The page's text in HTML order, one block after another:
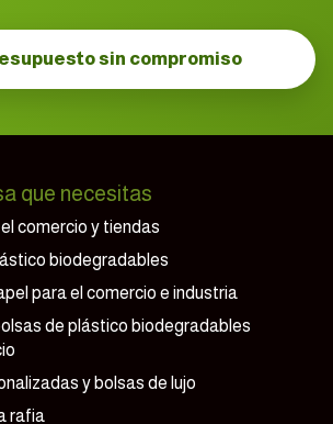
sin compromiso
que necesitas
comercio y tiendas
biodegradables
para el comercio e industria
de plástico biodegradables
y bolsas de lujo
rafia